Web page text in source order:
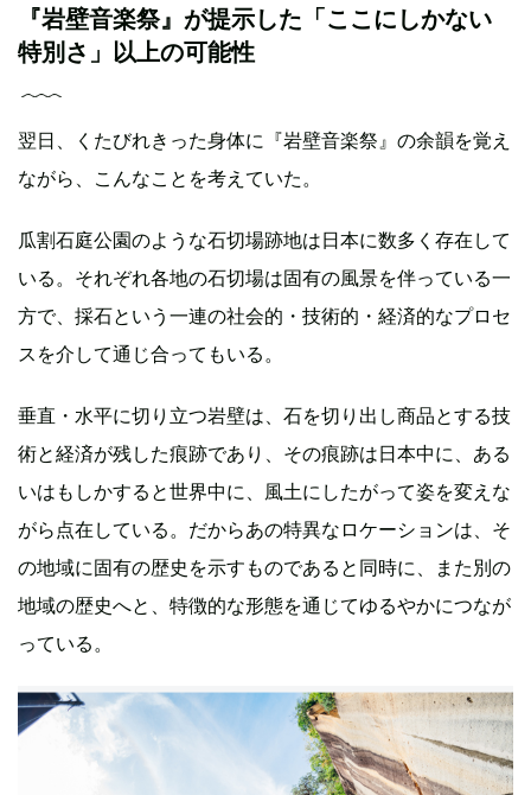
『岩壁音楽祭』が提示した「ここにしかない
特別さ」以上の可能性
翌日、くたびれきった身体に『岩壁音楽祭』の余韻を覚え
ながら、こんなことを考えていた。
瓜割石庭公園のような石切場跡地は日本に数多く存在して
いる。それぞれ各地の石切場は固有の風景を伴っている一
方で、採石という一連の社会的・技術的・経済的なプロセ
スを介して通じ合ってもいる。
垂直・水平に切り立つ岩壁は、石を切り出し商品とする技
術と経済が残した痕跡であり、その痕跡は日本中に、ある
いはもしかすると世界中に、風土にしたがって姿を変えな
がら点在している。だからあの特異なロケーションは、そ
の地域に固有の歴史を示すものであると同時に、また別の
地域の歴史へと、特徴的な形態を通じてゆるやかにつなが
っている。